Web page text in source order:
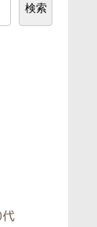
検索